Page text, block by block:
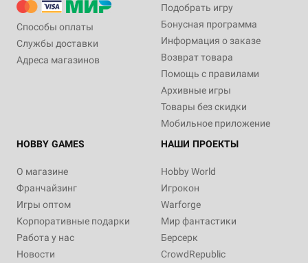
Способы оплаты
Службы доставки
Адреса магазинов
Подобрать игру
Бонусная программа
Информация о заказе
Возврат товара
Помощь с правилами
Архивные игры
Товары без скидки
Мобильное приложение
HOBBY GAMES
О магазине
Франчайзинг
Игры оптом
Корпоративные подарки
Работа у нас
Новости
НАШИ ПРОЕКТЫ
Hobby World
Игрокон
Warforge
Мир фантастики
Берсерк
CrowdRepublic